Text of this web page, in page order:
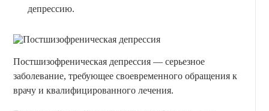
депрессию.
Постшизофреническая депрессия — серьезное
заболевание, требующее своевременного обращения к
врачу и квалифицированного лечения.